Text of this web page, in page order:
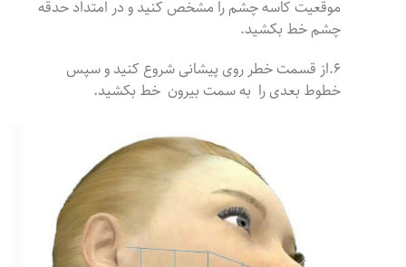
موقعیت کاسه چشم را مشخص کنید و در امتداد حدقه
چشم خط بکشید.
۶.از قسمت خطر روی پیشانی شروع کنید و سپس
خطوط بعدی را به سمت بیرون خط بکشید.